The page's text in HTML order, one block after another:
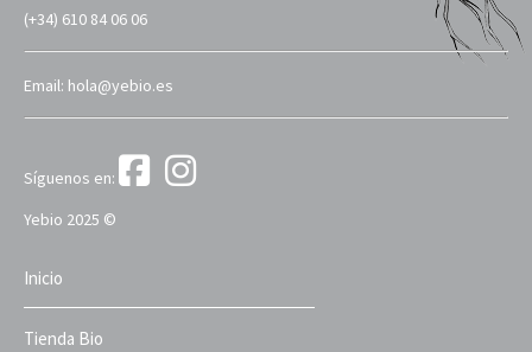
(+34) 610 84 06 06
Email: hola@yebio.es
Síguenos en:
Yebio 2025 ©
Inicio
Tienda Bio